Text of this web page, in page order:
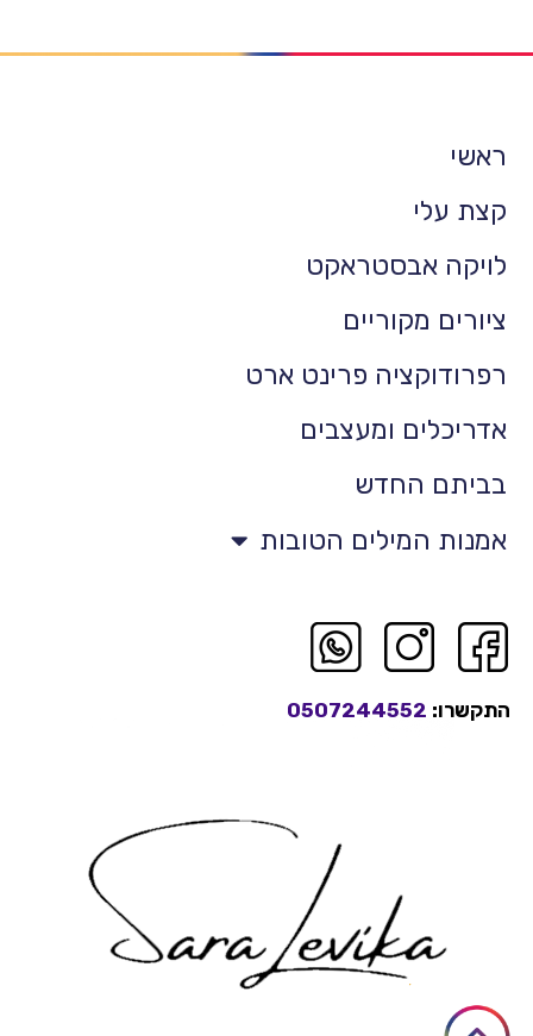
ראשי
קצת עלי
לויקה אבסטראקט
ציורים מקוריים
רפרודוקציה פרינט ארט
אדריכלים ומעצבים
בביתם החדש
אמנות המילים הטובות
התקשרו: 0507244552